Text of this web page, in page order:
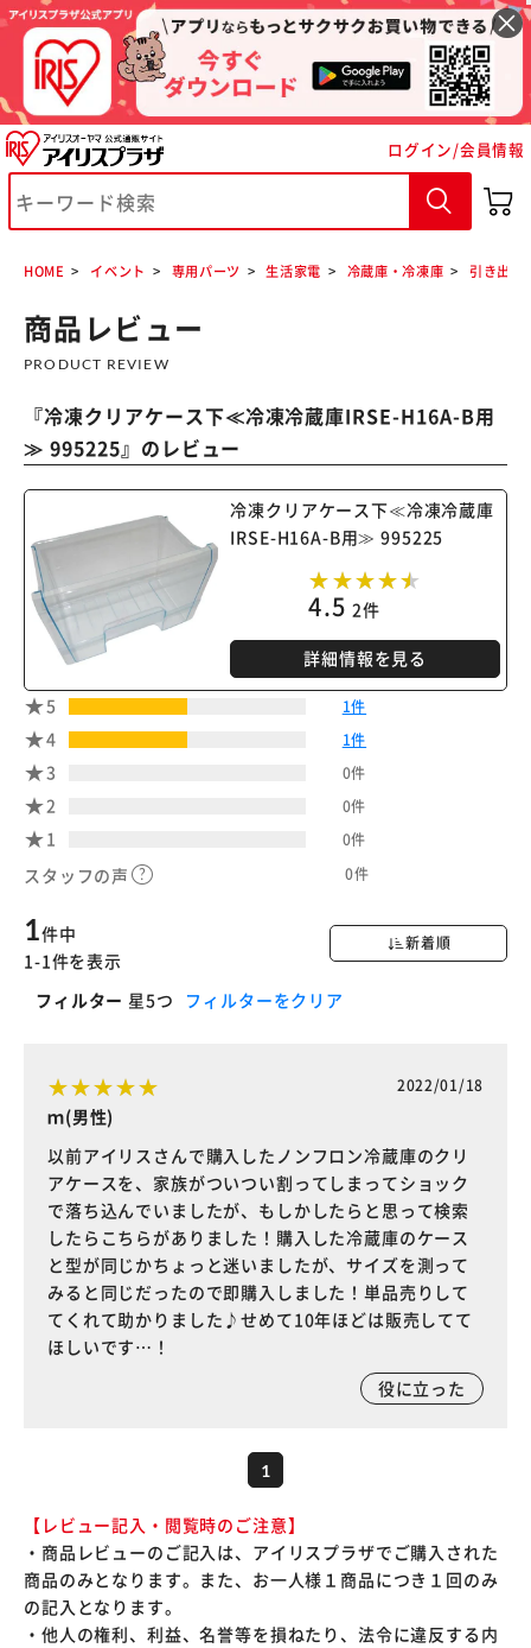
ログイン/会員情報
HOME イベント 専用パーツ 生活家電 冷蔵庫・冷凍庫 引き出し
商品レビュー
PRODUCT REVIEW
『冷凍クリアケース下≪冷凍冷蔵庫IRSE-H16A-B用
≫ 995225』のレビュー
冷凍クリアケース下≪冷凍冷蔵庫
IRSE-H16A-B用≫ 995225
4.5 2件
詳細情報を見る
5 1件
4 1件
3 0件
2 0件
1 0件
スタッフの声 0件
新着順
1件中
1-1件を表示
フィルター 星5つ フィルターをクリア
2022/01/18
ｍ(男性)
以前アイリスさんで購入したノンフロン冷蔵庫のクリ
アケースを、家族がついつい割ってしまってショック
で落ち込んでいましたが、もしかしたらと思って検索
したらこちらがありました！購入した冷蔵庫のケース
と型が同じかちょっと迷いましたが、サイズを測って
みると同じだったので即購入しました！単品売りして
てくれて助かりました♪せめて10年ほどは販売してて
ほしいです…！
役に立った
1
【レビュー記入・閲覧時のご注意】
・商品レビューのご記入は、アイリスプラザでご購入された
商品のみとなります。また、お一人様１商品につき１回のみ
の記入となります。
・他人の権利、利益、名誉等を損ねたり、法令に違反する内
※ご確認ください
カートに入れる 購入手続きへ